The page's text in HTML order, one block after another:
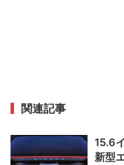
関連記事
15.6
新型